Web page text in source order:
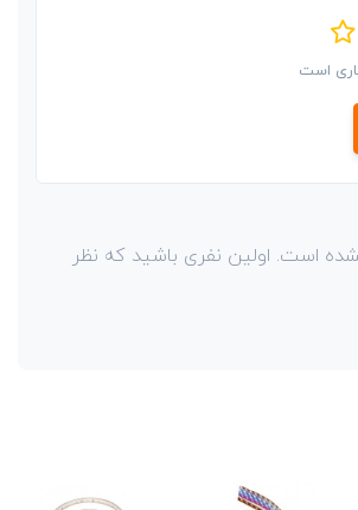
است
است. اولین نفری باشید که نظر